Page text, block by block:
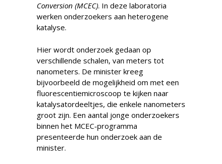
Conversion (MCEC). In deze laboratoria
werken onderzoekers aan heterogene
katalyse.
Hier wordt onderzoek gedaan op
verschillende schalen, van meters tot
nanometers. De minister kreeg
bijvoorbeeld de mogelijkheid om met een
fluorescentiemicroscoop te kijken naar
katalysatordeeltjes, die enkele nanometers
groot zijn. Een aantal jonge onderzoekers
binnen het MCEC-programma
presenteerde hun onderzoek aan de
minister.